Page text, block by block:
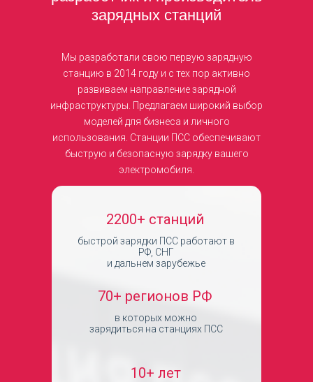
зарядных станций
Мы разработали свою первую зарядную
станцию в 2014 году и с тех пор активно
развиваем направление зарядной
инфраструктуры. Предлагаем широкий выбор
моделей для бизнеса и личного
использования. Станции ПСС обеспечивают
быструю и безопасную зарядку вашего
электромобиля.
в которых можно
зарядиться на станциях ПСС
70+ регионов РФ
быстрой зарядки ПСС работают в
РФ, СНГ
и дальнем зарубежье
2200+ станций
10+ лет